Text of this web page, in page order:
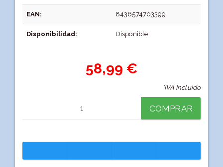
EAN: 8436574703399
Disponibilidad: Disponible
58,99 €
*IVA Incluido
COMPRAR